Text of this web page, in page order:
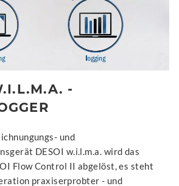
-
und
DESOI w.i.l.m.a. wird das
Flow Control II abgelöst, es steht
praxiserprobter - und